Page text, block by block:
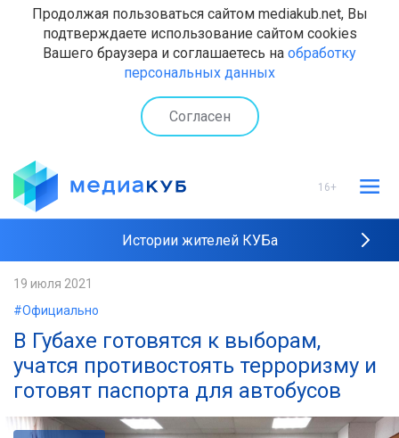
Продолжая пользоваться сайтом mediakub.net, Вы
подтверждаете использование сайтом cookies
Вашего браузера и соглашаетесь на обработку
персональных данных
Согласен
16+
Истории жителей КУБа
19 июля 2021
#Официально
В Губахе готовятся к выборам,
учатся противостоять терроризму и
готовят паспорта для автобусов